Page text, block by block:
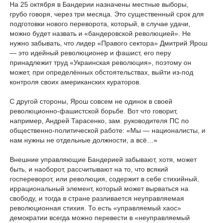
На 25 октября в Бандерии назначены местные выборы,
грубо говоря, через три месяца. Это существенный срок для
подготовки нового переворота, который, в случае удачи,
можно будет назвать и «бандеровской революцией». Не
нужно забывать, что лидер «Правого сектора» Дмитрий Ярош
— это идейный революционер и фашист, его перу
принадлежит труд «Украинская революция», поэтому он
может, при определённых обстоятельствах, выйти из-под
контроля своих американских кураторов.
С другой стороны, Ярош совсем не одинок в своей
революционно-фашистской борьбе. Вот что говорит,
например, Андрей Тарасенко, зам. руководителя ПС по
общественно-политической работе: «Мы — националисты, и
нам нужны не отдельные должности, а всё…»
Внешние управляющие Бандерией забывают, хотя, может
быть, и наоборот, рассчитывают на то, что всякий
госпереворот, или революция, содержит в себе стихийный,
иррациональный элемент, который может вырваться на
свободу, и тогда в стране разливается неуправляемая
революционная стихия. То есть «управляемый хаос»
демократии всегда можно перевести в «неуправляемый